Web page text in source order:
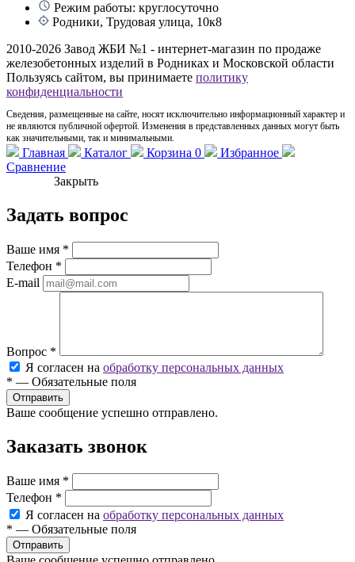
Режим работы: круглосуточно
Родники, Трудовая улица, 10к8
2010-2026 Завод ЖБИ №1 - интернет-магазин по продаже
железобетонных изделий в Родниках и Московской области
Пользуясь сайтом, вы принимаете политику
конфиденциальности
Сведения, размещенные на сайте, носят исключительно информационный характер и
не являются публичной офертой. Изменения в представленных данных могут быть
как значительными, так и минимальными.
Главная Каталог Корзина 0
Избранное
Сравнение
Закрыть
Задать вопрос
Ваше имя *
Телефон *
E-mail
Вопрос *
Я согласен на обработку персональных данных
* — Обязательные поля
Ваше сообщение успешно отправлено.
Заказать звонок
Ваше имя *
Телефон *
Я согласен на обработку персональных данных
* — Обязательные поля